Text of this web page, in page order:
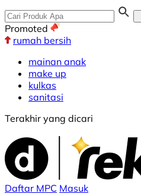
Promoted
rumah bersih
mainan anak
make up
kulkas
sanitasi
Terakhir yang dicari
Daftar MPC Masuk